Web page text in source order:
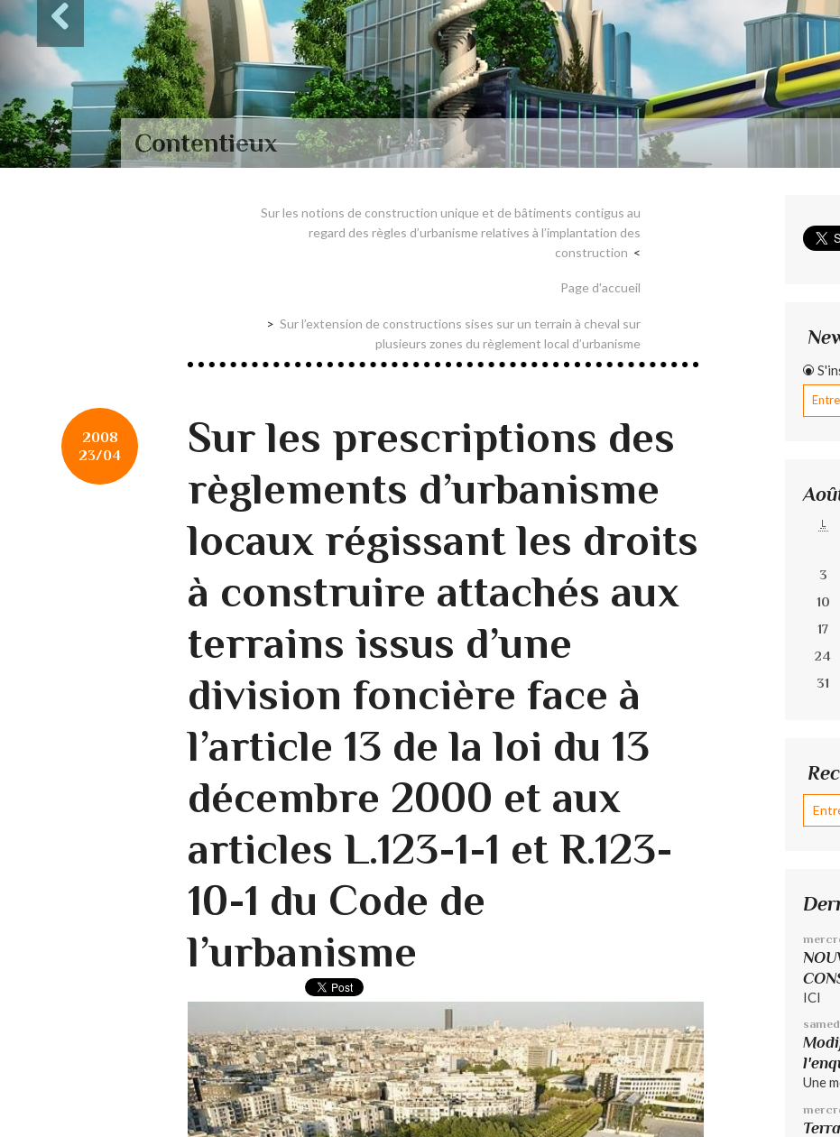
Contentieux
Sur les notions de construction unique et de bâtiments contigus au
regard des règles d’urbanisme relatives à l’implantation des
construction
Page d'accueil
Sur l’extension de constructions sises sur un terrain à cheval sur
plusieurs zones du règlement local d’urbanisme
2008
23/04
Sur les prescriptions des
règlements d’urbanisme
locaux régissant les droits
à construire attachés aux
terrains issus d’une
division foncière face à
l’article 13 de la loi du 13
décembre 2000 et aux
articles L.123-1-1 et R.123-
10-1 du Code de
l’urbanisme
L
3
10
17
24
31
ICI
Une